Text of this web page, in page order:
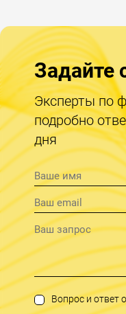
Задайте
Эксперты по
подробно
дня
Вопрос и ответ